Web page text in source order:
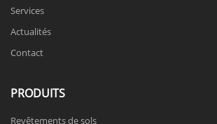
Services
Actualités
Contact
PRODUITS
Revêtements de sols